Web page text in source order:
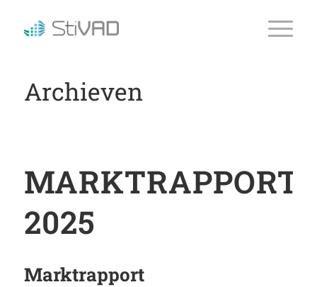
Archieven
MARKTRAPPORT
2025
Marktrapport